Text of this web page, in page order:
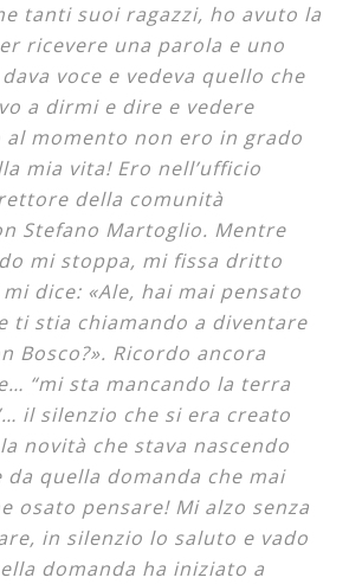
tanti suoi ragazzi, ho avuto la
ricevere una parola e uno
voce e vedeva quello che
a dirmi e dire e vedere
al momento non ero in grado
mia vita! Ero nell’ufficio
della comunità
Stefano Martoglio. Mentre
mi stoppa, mi fissa dritto
dice: «Ale, hai mai pensato
ti stia chiamando a diventare
Bosco?». Ricordo ancora
“mi sta mancando la terra
il silenzio che si era creato
novità che stava nascendo
quella domanda che mai
osato pensare! Mi alzo senza
in silenzio lo saluto e vado
domanda ha iniziato a